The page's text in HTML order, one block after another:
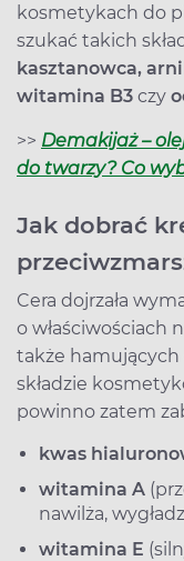
kosmetykach do
szukać takich
kasztanowca,
witamina B3 czy
>> Demakijaż –
do twarzy? Co
Jak dobrać
Cera dojrzała
o właściwościach
także hamujących
składzie
powinno zatem
kwas
witamina A
nawilża,
witamina E